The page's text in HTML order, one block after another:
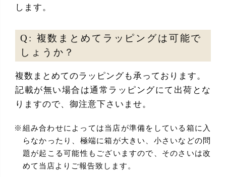
します。
Q: 複数まとめてラッピングは可能で
しょうか？
複数まとめてのラッピングも承っております。
記載が無い場合は通常ラッピングにて出荷とな
りますので、御注意下さいませ。
組み合わせによっては当店が準備をしている箱に入
らなかったり、極端に箱が大きい、小さいなどの問
題が起こる可能性もございますので、そのさいは改
めて当店よりご報告致します。